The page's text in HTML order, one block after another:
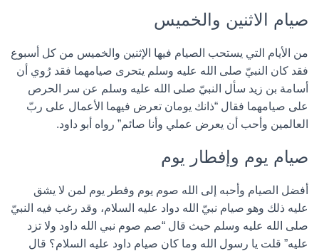
صيام الاثنين والخميس
من الأيام التي يستحب الصيام فيها الإثنين والخميس من كل أسبوع
فقد كان النبيّ صلى الله عليه وسلم يتحرى صيامهما فقد رُوي أن
أسامة بن زيد سأل النبيّ صلى الله عليه وسلم عن سر الحرص
على صيامهما فقال “ذانك يومان تعرض فيهما الأعمال على ربّ
العالمين وأحب أن يعرض عملي وأنا صائم” رواه أبو داود.
صيام يوم وإفطار يوم
أفضل الصيام وأحبه إلى الله صوم يوم وفطر يوم لمن لا يشق
عليه ذلك وهو صيام نبيّ الله دواد عليه السلام، وقد رغب فيه النبيّ
صلى الله عليه وسلم حيث قال “صم صوم نبي الله داود ولا تزد
عليه” قلت يا رسول الله وما كان صيام داود عليه السلام؟ قال